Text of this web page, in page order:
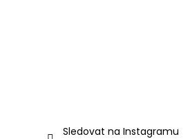
Sledovat na Instagramu